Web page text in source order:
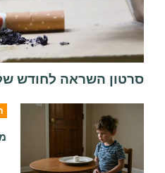
סרטון השראה לחודש